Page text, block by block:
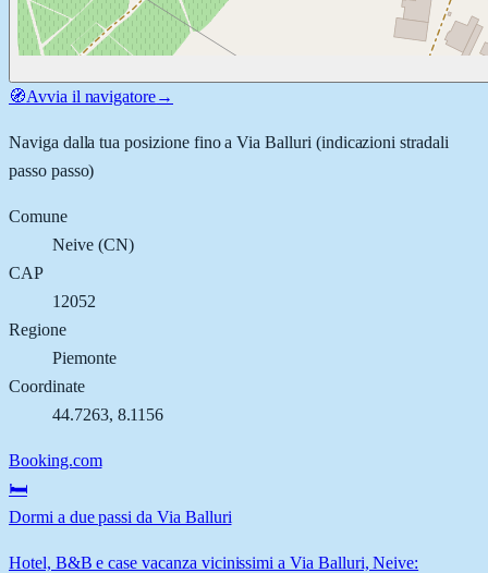
🧭Avvia il navigatore→
Naviga dalla tua posizione fino aVia Balluri (indicazioni stradali
passo passo)
Comune
Neive(CN)
CAP
12052
Regione
Piemonte
Coordinate
44.7263, 8.1156
Booking.com
🛏️
Dormi a due passi da Via Balluri
Hotel, B&B e case vacanza vicinissimi a Via Balluri, Neive: